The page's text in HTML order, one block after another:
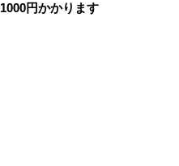
1000円かかります